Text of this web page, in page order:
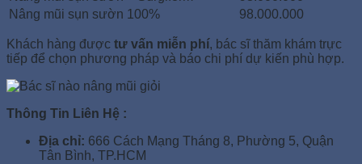
Nâng mũi sụn sườn 100%
98.000.000
Khách hàng được tư vấn miễn phí, bác sĩ thăm khám trực
tiếp để chọn phương pháp và báo chi phí dự kiến phù hợp.
Thông Tin Liên Hệ :
Địa chỉ: 666 Cách Mạng Tháng 8, Phường 5, Quận
Tân Bình, TP.HCM